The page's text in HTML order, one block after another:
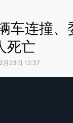
车连撞
死亡
月23日 12:37